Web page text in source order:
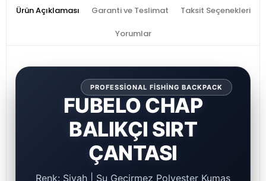
Ürün Açıklaması Garanti ve Teslimat Taksit Seçenekleri
Yorumlar
PROFESSIONAL FISHING BACKPACK
FUBELO CHAP
BALIKÇI SIRT
ÇANTASI
Renk: Siyah | Su Geçirmez Polyester Kumaş